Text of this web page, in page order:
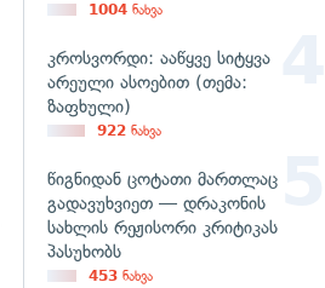
1004 ნახვა
კროსვორდი: ააწყვე სიტყვა
არეული ასოებით (თემა:
ზაფხული)
922 ნახვა
წიგნიდან ცოტათი მართლაც
გადავუხვიეთ — დრაკონის
სახლის რეჟისორი კრიტიკას
პასუხობს
453 ნახვა